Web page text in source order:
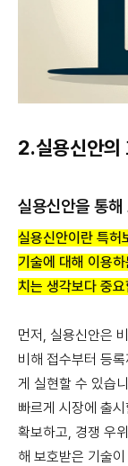
2.실용신안의
실용신안을 통
실용신안이란 특허
기술에 대해 이용
치는 생각보다 중
먼저, 실용신안은
비해 접수부터 등
게 실현할 수 있습
빠르게 시장에 출
확보하고, 경쟁 우
해 보호받은 기술